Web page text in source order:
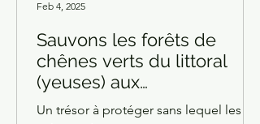
Sauvons les forêts de
chênes verts du littoral
(yeuses) aux
caractéristiques uniques
Un trésor à protéger sans lequel les
Feb 4, 2025